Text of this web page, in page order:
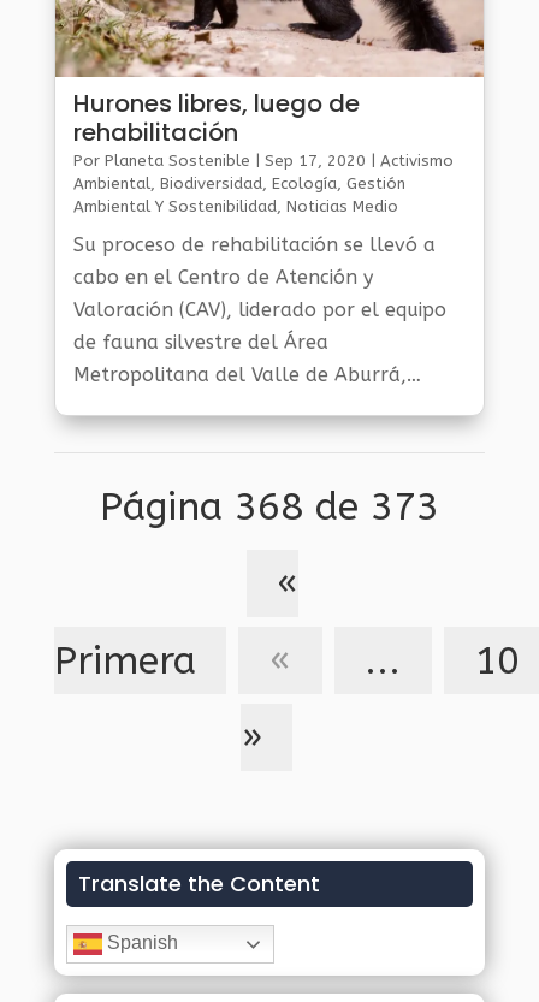
Hurones libres, luego de
rehabilitación
Por Planeta Sostenible | Sep 17, 2020 | Activismo
Ambiental Biodiversidad Ecología Gestión
Ambiental Y Sostenibilidad Noticias Medio
Su proceso de rehabilitación se llevó a
cabo en el Centro de Atención y
Valoración (CAV), liderado por el equipo
de fauna silvestre del Área
Metropolitana del Valle de Aburrá,
Página 368 de 373
«
Primera
« ...
10
»
Translate the Content
Spanish